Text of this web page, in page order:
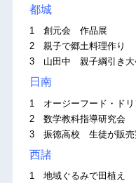
都城
1 創元会 作品展
2 親子で郷土料理作り
3 山田中 親子綱引き大
日南
1 オージーフード・ドリ
2 数学教科指導研究会
3 振徳高校 生徒が販売
西諸
1 地域ぐるみで田植え